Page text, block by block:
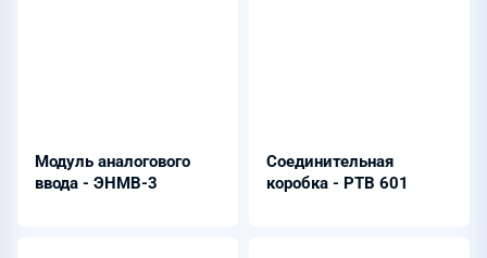
Модуль аналогового
ввода - ЭНМВ-3
Соединительная
коробка - РТВ 601